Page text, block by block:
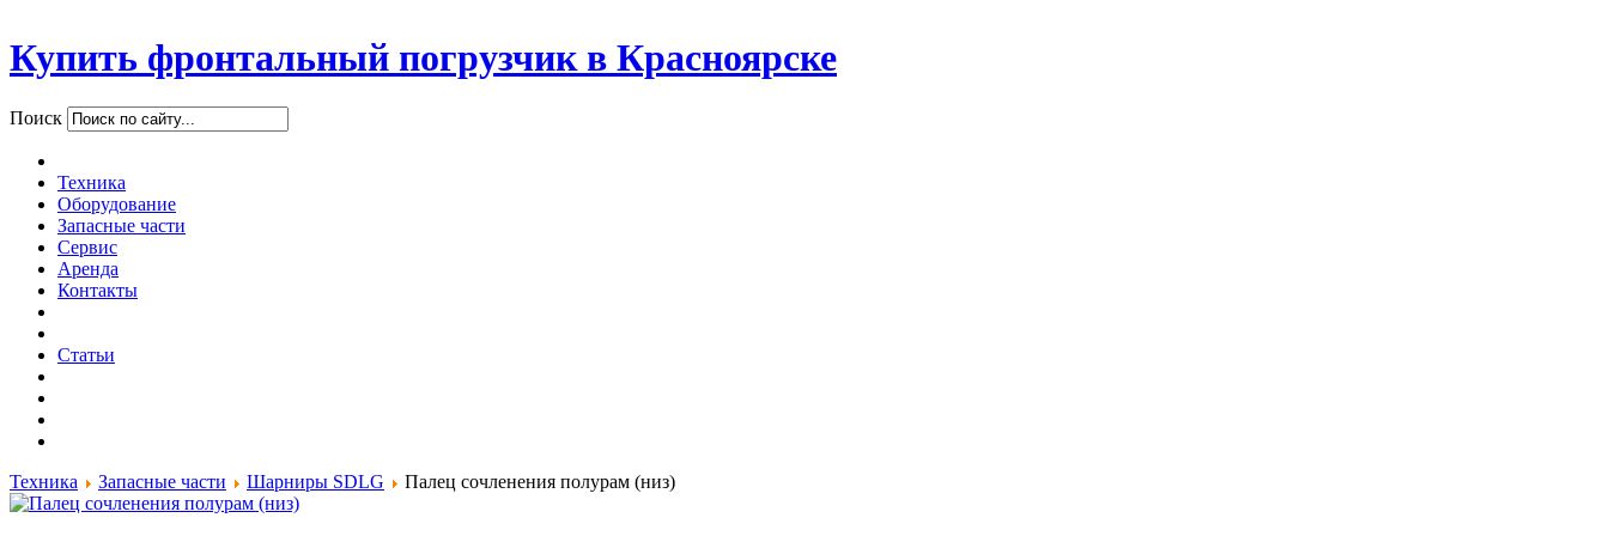
Купить фронтальный погрузчик в Красноярске
Поиск
Техника
Оборудование
Запасные части
Сервис
Аренда
Контакты
Статьи
Техника Запасные части Шарниры SDLG Палец сочленения полурам (низ)